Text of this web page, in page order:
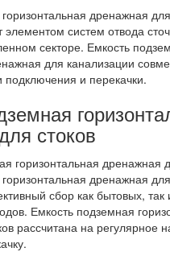
дренажная для
элементом систем отвода
секторе. Емкость
для канализации
и перекачки.
стоков
дренажная
сбор как бытовых, так
Емкость подземная
рассчитана на регулярное